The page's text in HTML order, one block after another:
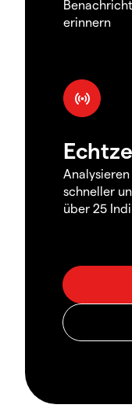
erinnern
schneller
über 25